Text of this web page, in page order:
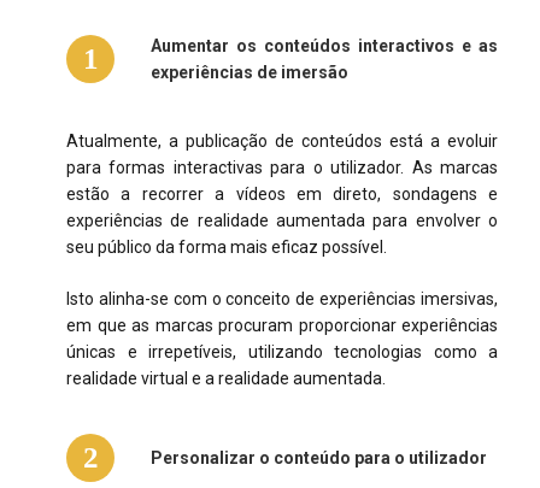
1
Aumentar os conteúdos interactivos e as
experiências de imersão
Atualmente, a publicação de conteúdos está a evoluir
para formas interactivas para o utilizador. As marcas
estão a recorrer a vídeos em direto, sondagens e
experiências de realidade aumentada para envolver o
seu público da forma mais eficaz possível.
Isto alinha-se com o conceito de experiências imersivas,
em que as marcas procuram proporcionar experiências
únicas e irrepetíveis, utilizando tecnologias como a
realidade virtual e a realidade aumentada.
2 Personalizar o conteúdo para o utilizador